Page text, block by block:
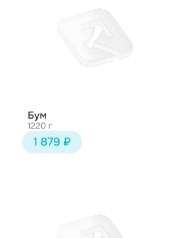
Бум
1220 г
1 879 ₽